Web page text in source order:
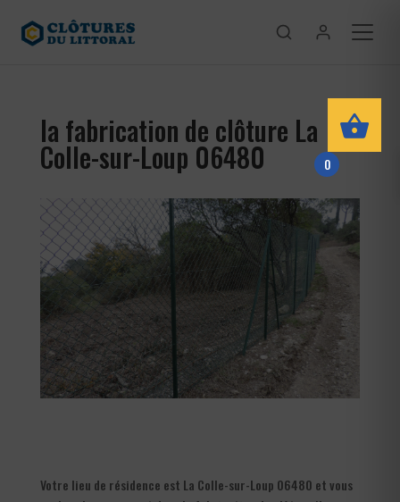
la fabrication de clôture La
Colle-sur-Loup 06480
Votre lieu de résidence est La Colle-sur-Loup 06480 et vous
0